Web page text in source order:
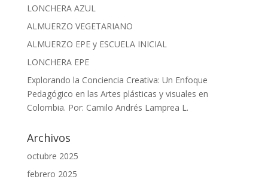
LONCHERA AZUL
ALMUERZO VEGETARIANO
ALMUERZO EPE y ESCUELA INICIAL
LONCHERA EPE
Explorando la Conciencia Creativa: Un Enfoque
Pedagógico en las Artes plásticas y visuales en
Colombia. Por: Camilo Andrés Lamprea L.
Archivos
octubre 2025
febrero 2025